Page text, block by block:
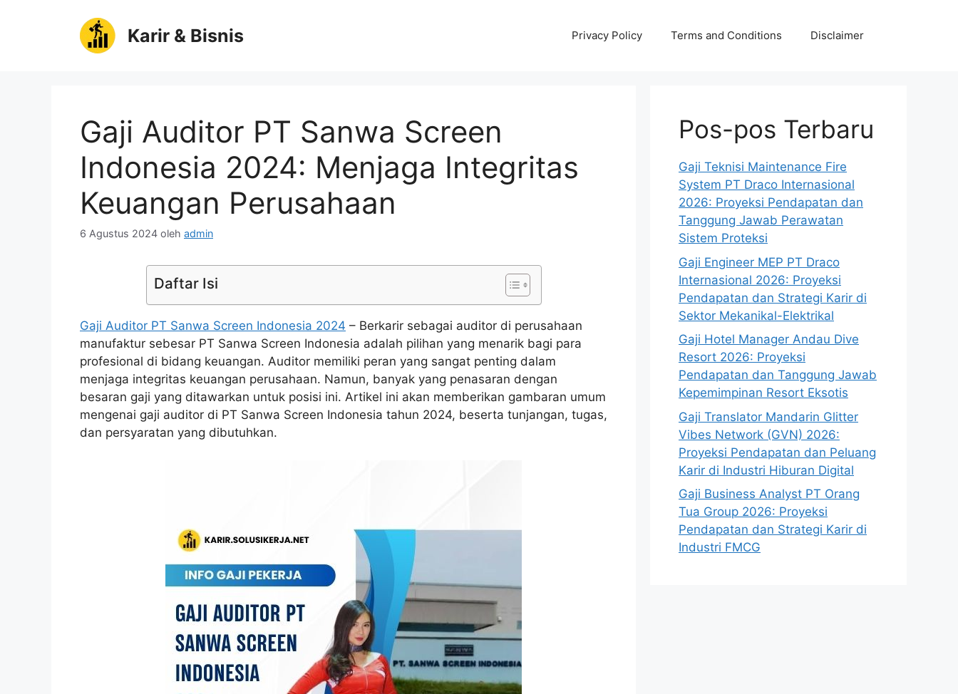
Karir & Bisnis Privacy Policy Terms and Conditions Disclaimer
Gaji Auditor PT Sanwa Screen
Indonesia 2024: Menjaga Integritas
Keuangan Perusahaan
6 Agustus 2024 oleh admin
Daftar Isi
Gaji Auditor PT Sanwa Screen Indonesia 2024 – Berkarir sebagai auditor di perusahaan
manufaktur sebesar PT Sanwa Screen Indonesia adalah pilihan yang menarik bagi para
profesional di bidang keuangan. Auditor memiliki peran yang sangat penting dalam
menjaga integritas keuangan perusahaan. Namun, banyak yang penasaran dengan
besaran gaji yang ditawarkan untuk posisi ini. Artikel ini akan memberikan gambaran umum
mengenai gaji auditor di PT Sanwa Screen Indonesia tahun 2024, beserta tunjangan, tugas,
dan persyaratan yang dibutuhkan.
Pos-pos Terbaru
Gaji Teknisi Maintenance Fire
System PT Draco Internasional
2026: Proyeksi Pendapatan dan
Tanggung Jawab Perawatan
Sistem Proteksi
Gaji Engineer MEP PT Draco
Internasional 2026: Proyeksi
Pendapatan dan Strategi Karir di
Sektor Mekanikal-Elektrikal
Gaji Hotel Manager Andau Dive
Resort 2026: Proyeksi
Pendapatan dan Tanggung Jawab
Kepemimpinan Resort Eksotis
Gaji Translator Mandarin Glitter
Vibes Network (GVN) 2026:
Proyeksi Pendapatan dan Peluang
Karir di Industri Hiburan Digital
Gaji Business Analyst PT Orang
Tua Group 2026: Proyeksi
Pendapatan dan Strategi Karir di
Industri FMCG